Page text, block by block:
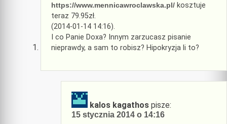
https://www.mennicawroclawska.pl/ kosztuje
teraz 79.95zł.
(2014-01-14 14:16).
I co Panie Doxa? Innym zarzucasz pisanie
nieprawdy, a sam to robisz? Hipokryzja li to?
kalos kagathos pisze:
15 stycznia 2014 o 14:16